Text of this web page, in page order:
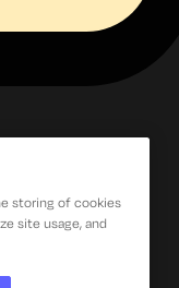
storing of cookies
site usage, and